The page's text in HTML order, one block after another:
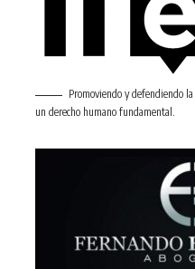
Promoviendo y defendiendo
un derecho humano fundamental.